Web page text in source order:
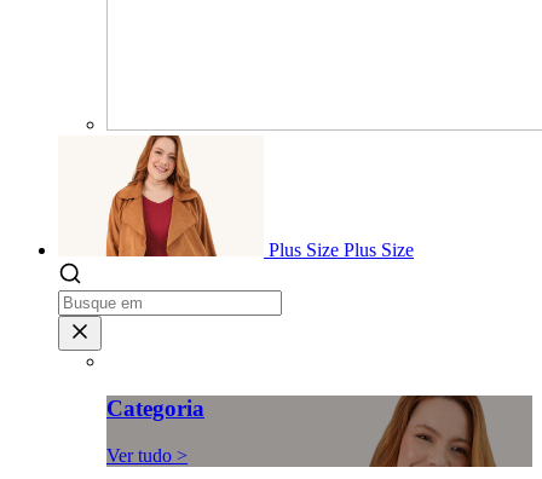
Plus Size Plus Size
Categoria
Ver tudo >